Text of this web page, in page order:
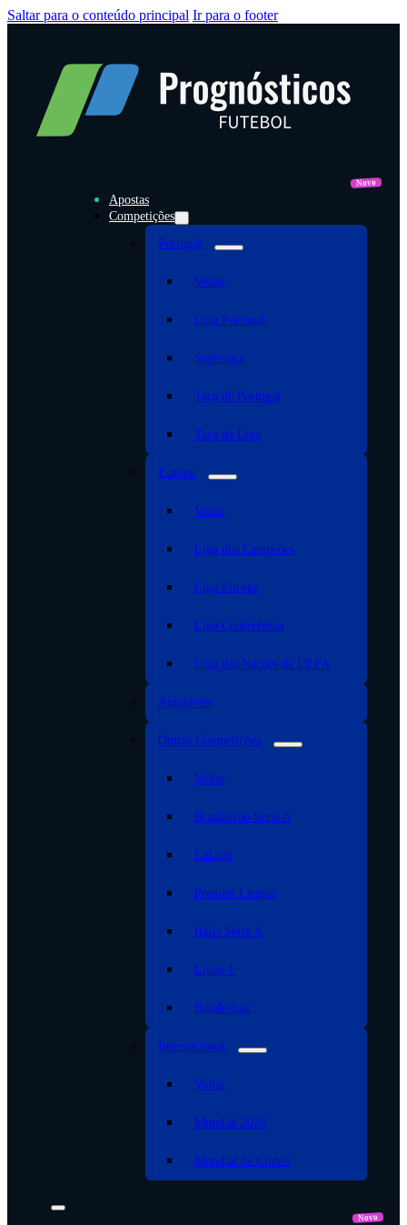
Saltar para o conteúdo principal Ir para o footer
Apostas
Competições
Portugal
Voltar
Liga Portugal
Supertaça
Taça de Portugal
Taça da Liga
Europa
Voltar
Liga dos Campeões
Liga Europa
Liga Conferência
Liga das Nações da UEFA
Amigáveis
Outras Competições
Voltar
Brasileirão Serie A
LaLiga
Premier League
Itália Série A
Ligue 1
Bundesliga
Internacional
Voltar
Mundial 2026
Mundial de Clubes